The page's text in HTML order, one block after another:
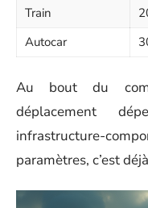
Train
Autocar
Au bout du
déplacement
infrastructure-
paramètres, c’est